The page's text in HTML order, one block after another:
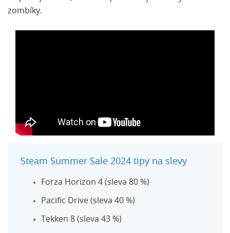
zombíky.
Steam Summer Sale 2024 tipy na slevy
Forza Horizon 4 (sleva 80 %)
Pacific Drive (sleva 40 %)
Tekken 8 (sleva 43 %)